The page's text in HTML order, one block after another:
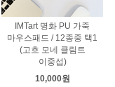
IMTart 명화 PU 가죽
마우스패드 / 12종중 택1
(고흐 모네 클림트
이중섭)
10,000원